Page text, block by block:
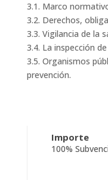
3.1. Marco
3.2. Derechos,
3.3. Vigilancia de la
3.4. La inspección
3.5. Organismos
prevención.
Importe
100%